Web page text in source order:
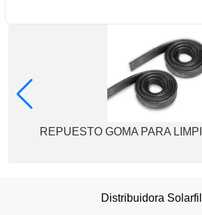
REPUESTO GOMA PARA
Distribuidora